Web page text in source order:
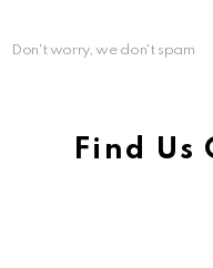
Don't worry, we don't spam
Find Us